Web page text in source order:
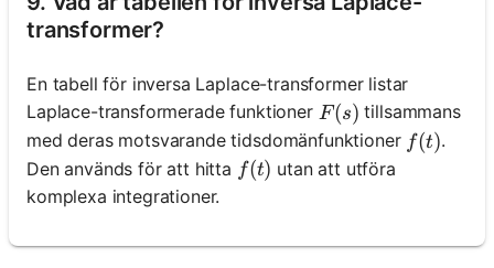
transformer?
En tabell för inversa Laplace-transformer listar
Laplace-transformerade funktioner F(s)
F(s) tillsammans
med deras motsvarande tidsdomänfunktioner f(t)
f(t).
Den används för att hitta f(t)
f(t) utan att utföra
komplexa integrationer.